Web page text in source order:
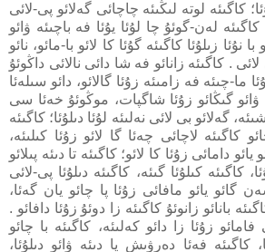
كاگىئە لوتە لىڭىئە چاچائى گەلائو پى-لائى
لەن-گوئۇ چا لۇئا يۇئا فە باچىئە ۋائو
نۇئا زىلۇئا كاگىئە گۇئا كا لائو با-مائو، نائو
. كاگىئە زانائو فە شا دائى نالائى داڭوئۇ
ما-چىئە فە زامىئە زۇئا گالائو، دائو سىلەئا
ۋائو گىڭائو زۇئا شاگپات، موڭوئۇ خەئا سى
گەلائو بى لائى نەلىئە لۇئا دىلۇئا؛ كاگىئە
كاگىئە لاچائى چەئا گا لائو زۇئا كىلىئە،
دامائى زۇئا كا لائو؛ كاگىئە تا دىئە پىلائو
كاگىئە كىلۇئا گىئە، كاگىئە دىلۇئا پى-لائى
گائو يائو مافائى زۇئا پا چائو يان گەئا،
بانائو زانوئۇ كاگىئە زا دوئۇ زۇئا دافائو .
زۇئا زا دائو كەلىئە، كاگىئە با چائو
كاگىئە فەئا دەرۋىش يا دىئە ۋائو دىلۇئا،